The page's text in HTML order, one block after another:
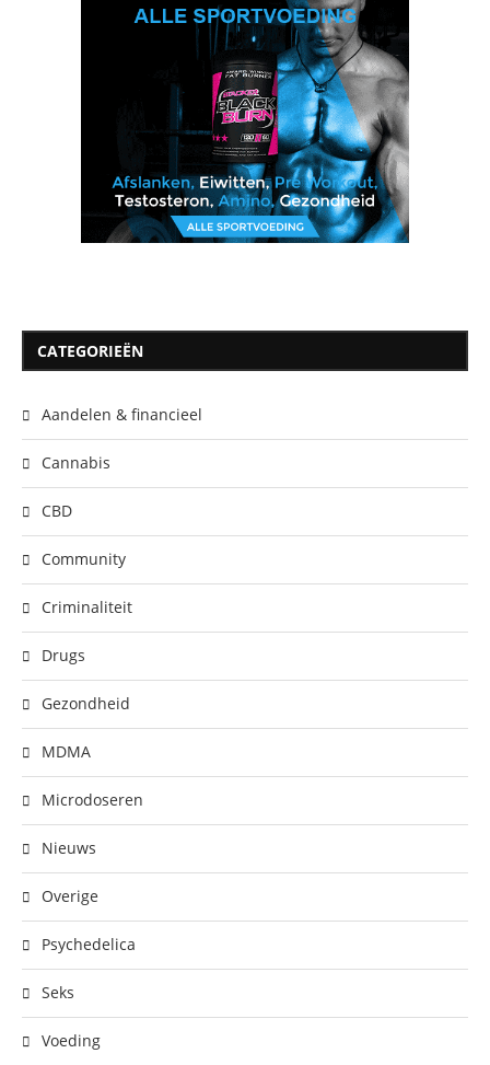
CATEGORIEËN
Aandelen & financieel
Cannabis
CBD
Community
Criminaliteit
Drugs
Gezondheid
MDMA
Microdoseren
Nieuws
Overige
Psychedelica
Seks
Voeding